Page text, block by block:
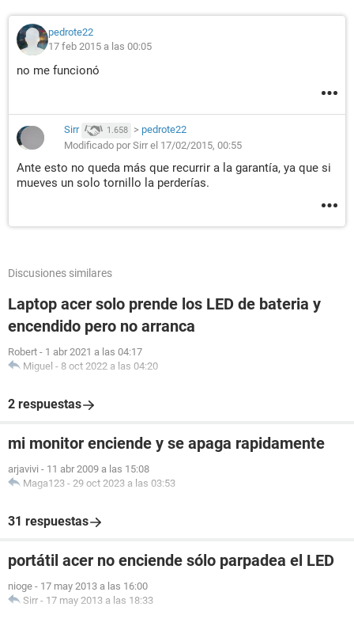
pedrote22
17 feb 2015 a las 00:05
no me funcionó
Sirr 1.658 > pedrote22
Modificado por Sirr el 17/02/2015, 00:55
Ante esto no queda más que recurrir a la garantía, ya que si
mueves un solo tornillo la perderías.
Discusiones similares
Laptop acer solo prende los LED de bateria y
encendido pero no arranca
Robert - 1 abr 2021 a las 04:17
Miguel - 8 oct 2022 a las 04:20
2 respuestas
mi monitor enciende y se apaga rapidamente
arjavivi - 11 abr 2009 a las 15:08
Maga123 - 29 oct 2023 a las 03:53
31 respuestas
portátil acer no enciende sólo parpadea el LED
nioge - 17 may 2013 a las 16:00
Sirr - 17 may 2013 a las 18:33